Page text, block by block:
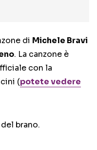
di Michele Bravi
. La canzone è
con la
(potete vedere
brano.